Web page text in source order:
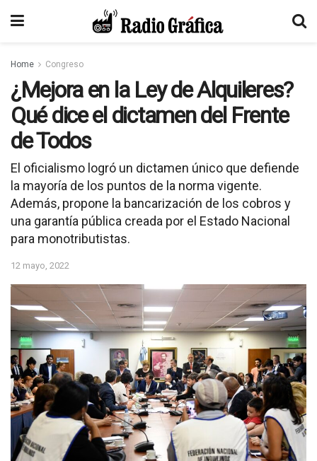
Home Congreso
¿Mejora en la Ley de Alquileres?
Qué dice el dictamen del Frente
de Todos
El oficialismo logró un dictamen único que defiende
la mayoría de los puntos de la norma vigente.
Además, propone la bancarización de los cobros y
una garantía pública creada por el Estado Nacional
para monotributistas.
12 mayo, 2022